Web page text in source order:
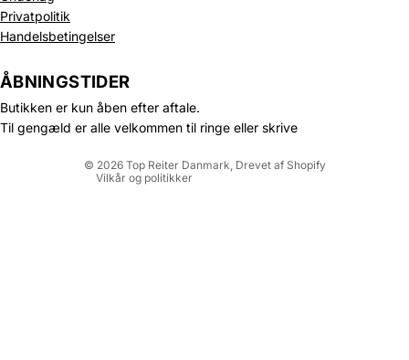
Privatpolitik
Handelsbetingelser
ÅBNINGSTIDER
Butikken er kun åben efter aftale.
Til gengæld er alle velkommen til ringe eller skrive
© 2026 Top Reiter Danmark , Drevet af Shopify
Vilkår og politikker
Politik om beskyttelse af persondata
Refusionspolitik
Leveringspolitik
Kontaktinformation